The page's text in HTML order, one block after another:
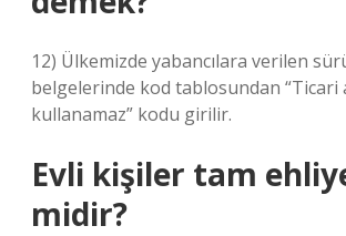
12) Ülkemizde yabancılara verilen
belgelerinde kod tablosundan “Ticari
kullanamaz” kodu girilir.
Evli kişiler tam
midir?